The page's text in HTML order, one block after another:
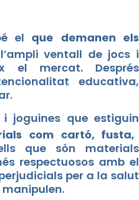
el que demanen els
ventall de jocs i
el mercat. Després
educativa,
joguines que estiguin
com cartó, fusta,
que són materials
respectuosos amb el
per a la salut
manipulen.